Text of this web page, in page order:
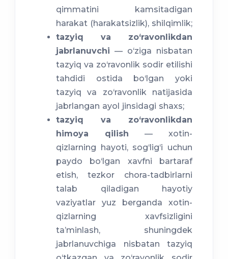
qimmatini kamsitadigan
harakat (harakatsizlik), shilqimlik;
tazyiq va zo‘ravonlikdan
jabrlanuvchi — o‘ziga nisbatan
tazyiq va zo‘ravonlik sodir etilishi
tahdidi ostida bo‘lgan yoki
tazyiq va zo‘ravonlik natijasida
jabrlangan ayol jinsidagi shaxs;
tazyiq va zo‘ravonlikdan
himoya qilish — xotin-
qizlarning hayoti, sog‘lig‘i uchun
paydo bo‘lgan xavfni bartaraf
etish, tezkor chora-tadbirlarni
talab qiladigan hayotiy
vaziyatlar yuz berganda xotin-
qizlarning xavfsizligini
ta’minlash, shuningdek
jabrlanuvchiga nisbatan tazyiq